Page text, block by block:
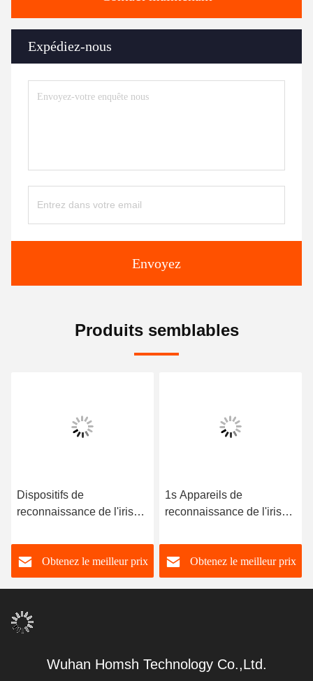
Expédiez-nous
Envoyez
Produits semblables
Dispositifs de
reconnaissance de l'iris
iris 76*81*41mm
Obtenez le meilleur prix
1s Appareils de
reconnaissance de l'iris
l'iris Distance de travail
21cm~27cm
Obtenez le meilleur prix
Wuhan Homsh Technology Co.,Ltd.